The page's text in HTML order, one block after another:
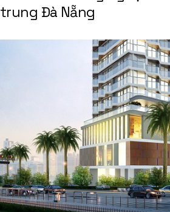
trung Đà Nẵng